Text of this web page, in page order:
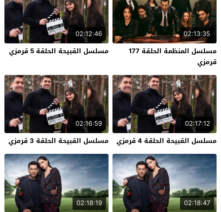
02:13:35
مسلسل المنظمة الحلقة 177
قرمزي
02:12:46
مسلسل القبيحة الحلقة 5 قرمزي
02:17:12
مسلسل القبيحة الحلقة 4 قرمزي
02:16:59
مسلسل القبيحة الحلقة 3 قرمزي
02:18:47
02:18:19